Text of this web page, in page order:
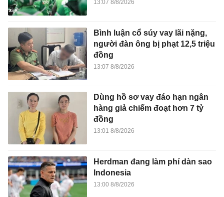
13:07 8/8/2026
Bình luận cổ súy vay lãi nặng,
người đàn ông bị phạt 12,5 triệu
đồng
13:07 8/8/2026
Dùng hồ sơ vay đáo hạn ngân
hàng giả chiếm đoạt hơn 7 tỷ
đồng
13:01 8/8/2026
Herdman đang làm phí dàn sao
Indonesia
13:00 8/8/2026